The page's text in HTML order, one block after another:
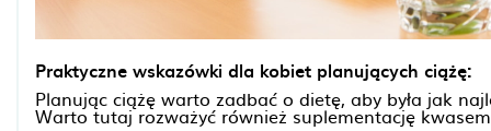
Praktyczne wskazówki dla kobiet planujących ciążę:
Planując ciążę warto zadbać o dietę, aby była jak
Warto tutaj rozważyć również suplementację